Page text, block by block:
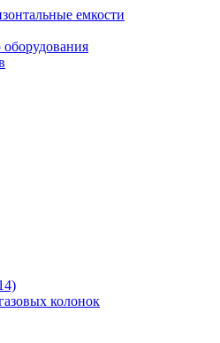
емкости
оборудования
колонок